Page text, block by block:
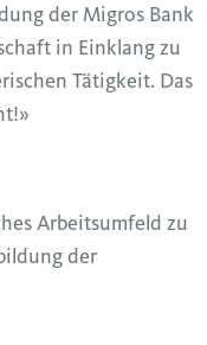
der Migros Bank
in Einklang zu
Tätigkeit. Das
Arbeitsumfeld zu
der